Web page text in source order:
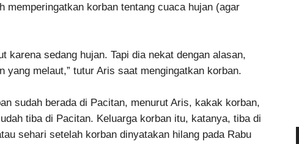
memperingatkan korban tentang cuaca hujan (agar
karena sedang hujan. Tapi dia nekat dengan alasan,
yang melaut,” tutur Aris saat mengingatkan korban.
sudah berada di Pacitan, menurut Aris, kakak korban,
tiba di Pacitan. Keluarga korban itu, katanya, tiba di
sehari setelah korban dinyatakan hilang pada Rabu